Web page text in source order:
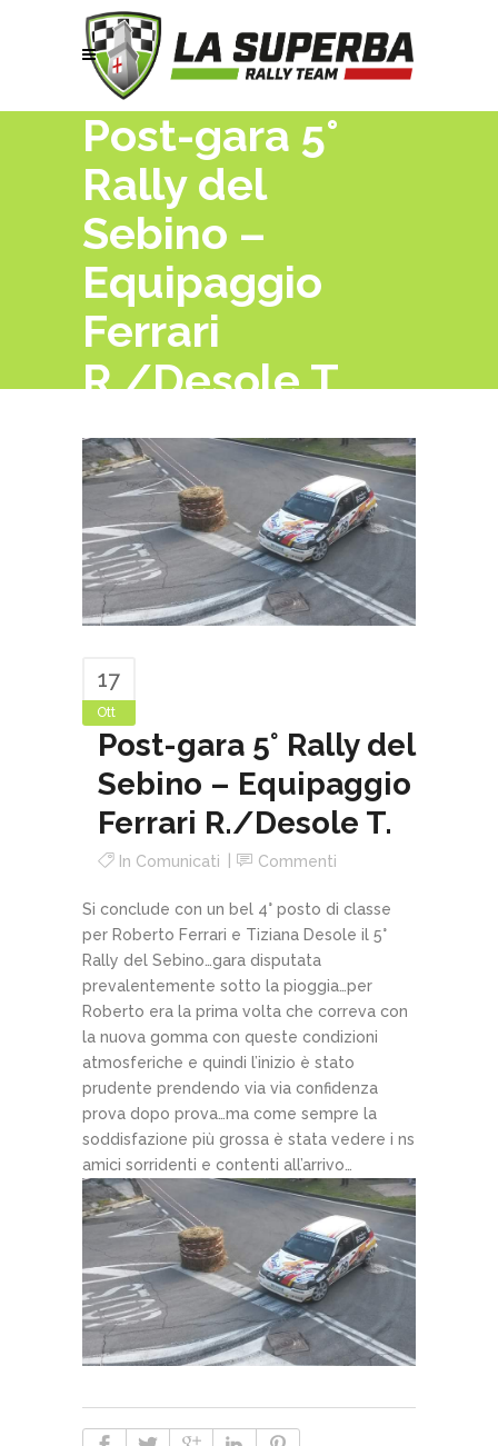
Post-gara 5°
Rally del
Sebino –
Equipaggio
Ferrari
R./Desole T.
17
Ott
Post-gara 5° Rally del
Sebino – Equipaggio
Ferrari R./Desole T.
In Comunicati Commenti
Si conclude con un bel 4° posto di classe
per Roberto Ferrari e Tiziana Desole il 5°
Rally del Sebino…gara disputata
prevalentemente sotto la pioggia…per
Roberto era la prima volta che correva con
la nuova gomma con queste condizioni
atmosferiche e quindi l’inizio è stato
prudente prendendo via via confidenza
prova dopo prova…ma come sempre la
soddisfazione più grossa è stata vedere i ns
amici sorridenti e contenti all’arrivo…